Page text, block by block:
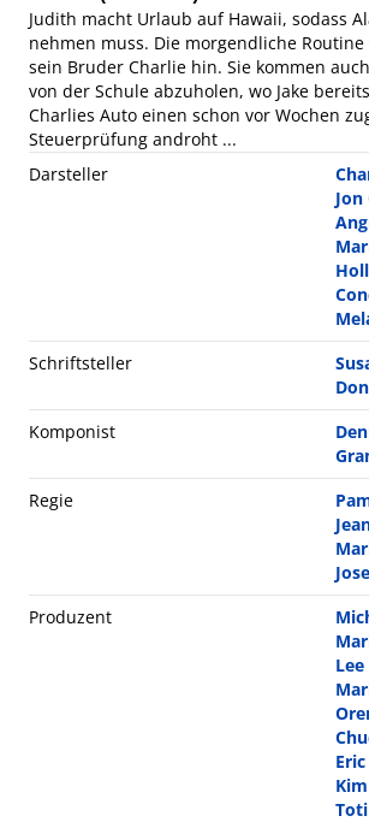
Judith macht Urlaub auf Hawaii, sodass
nehmen muss. Die morgendliche
sein Bruder Charlie hin. Sie kommen
von der Schule abzuholen, wo Jake
Charlies Auto einen schon vor Wochen
Steuerprüfung androht ...
Darsteller
Jon
Schriftsteller
Komponist
Regie
Produzent